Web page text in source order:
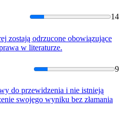
14
zostają odrzucone obowiązujące
w literaturze.
9
do przewidzenia i nie istnieją
swojego wyniku bez złamania